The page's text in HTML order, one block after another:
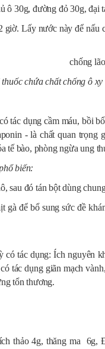
ô 30g, đường đỏ 30g, đại
Lấy nước này để nấu
chứa chất chống ô
tác dụng cầm máu, bồi
- là chất quan trọng
tế bào, phòng ngừa ung
biến:
sau đó tán bột dùng
gà để bổ sung sức đề
có tác dụng: Ích nguyên
tác dụng giãn mạch
tổn thương.
thảo 4g, thăng ma 6g,